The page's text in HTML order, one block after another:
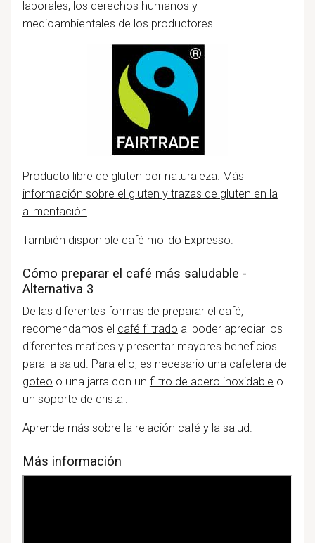
laborales, los derechos humanos y
medioambientales de los productores.
Producto libre de gluten por naturaleza. Más
información sobre el gluten y trazas de gluten en la
alimentación.
También disponible café molido Expresso.
Cómo preparar el café más saludable -
Alternativa 3
De las diferentes formas de preparar el café,
recomendamos el café filtrado al poder apreciar los
diferentes matices y presentar mayores beneficios
para la salud. Para ello, es necesario una cafetera de
goteo o una jarra con un filtro de acero inoxidable o
un soporte de cristal.
Aprende más sobre la relación café y la salud.
Más información